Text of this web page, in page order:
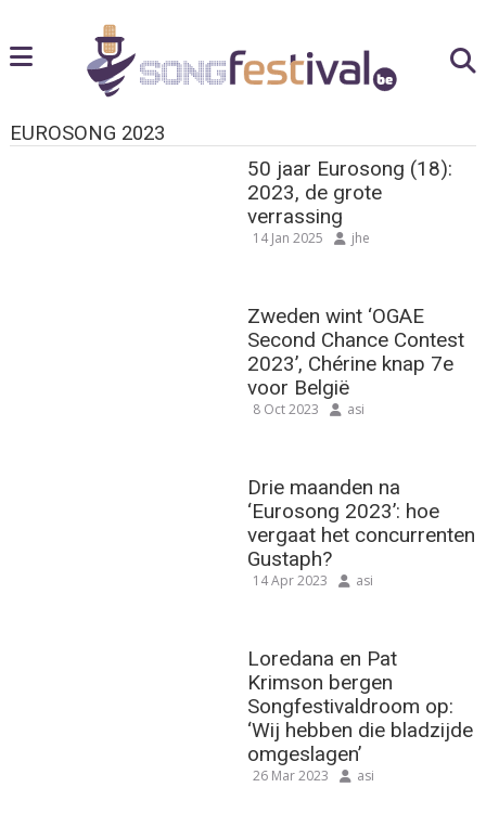
EUROSONG 2023
50 jaar Eurosong (18):
2023, de grote
verrassing
14 Jan 2025 jhe
Zweden wint ‘OGAE
Second Chance Contest
2023’, Chérine knap 7e
voor België
8 Oct 2023 asi
Drie maanden na
‘Eurosong 2023’: hoe
vergaat het concurrenten
Gustaph?
14 Apr 2023 asi
Loredana en Pat
Krimson bergen
Songfestivaldroom op:
‘Wij hebben die bladzijde
omgeslagen’
26 Mar 2023 asi